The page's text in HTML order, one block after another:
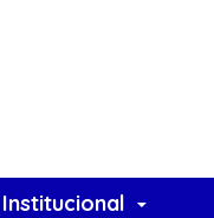
Institucional